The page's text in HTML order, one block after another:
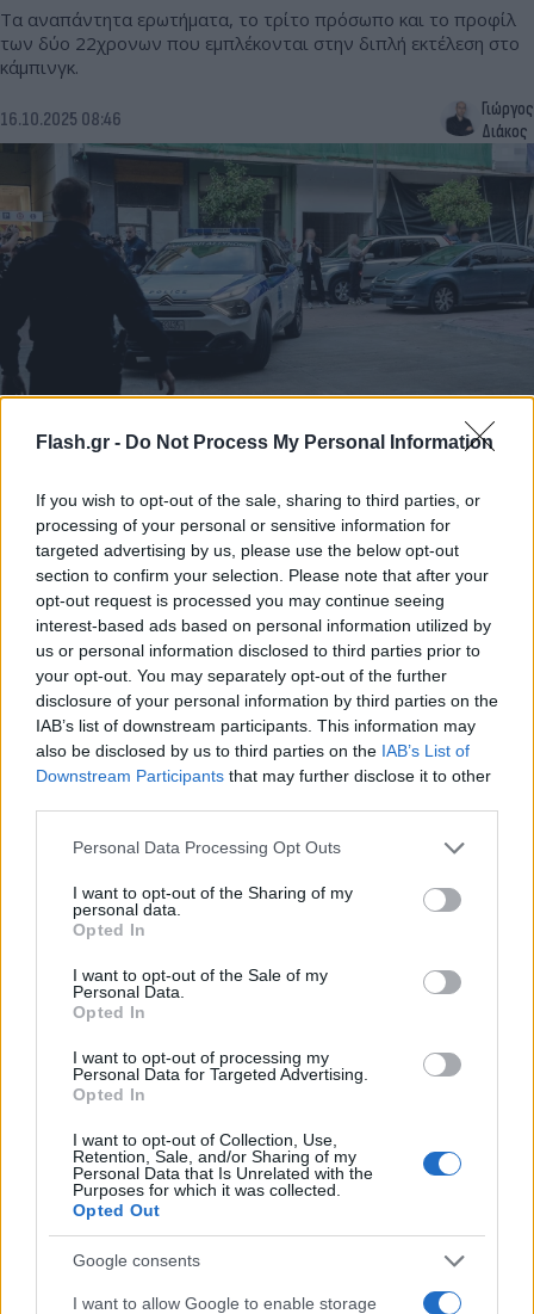
Flash.gr - Do Not Process My Personal Information
If you wish to opt-out of the sale, sharing to third parties, or
processing of your personal or sensitive information for
targeted advertising by us, please use the below opt-out
section to confirm your selection. Please note that after your
opt-out request is processed you may continue seeing
interest-based ads based on personal information utilized by
us or personal information disclosed to third parties prior to
your opt-out. You may separately opt-out of the further
disclosure of your personal information by third parties on the
IAB’s list of downstream participants. This information may
also be disclosed by us to third parties on the IAB’s List of
Downstream Participants that may further disclose it to other
Please note that this website/app uses one or more Google
not limited to your visit or usage behaviour. You may click to
grant or deny consent to Google and its third-party tags to
use your data for below specified purposes in below Google
consent section.
Personal Data Processing Opt Outs
I want to opt-out of the Sharing of my
personal data.
Opted In
I want to opt-out of the Sale of my
Personal Data.
Opted In
I want to opt-out of processing my
Personal Data for Targeted Advertising.
Opted In
I want to opt-out of Collection, Use,
Retention, Sale, and/or Sharing of my
Personal Data that Is Unrelated with the
Purposes for which it was collected.
Opted Out
Google consents
I want to allow Google to enable storage
Τα αναπάντητα ερωτήματα, το τρίτο πρόσωπο και το προφίλ
των δύο 22χρονων που εμπλέκονται στην διπλή εκτέλεση στο
κάμπινγκ.
16.10.2025 08:46
Γιώργος
Διάκος
Φοινικούντα: Βίντεο ντοκουμέντο από την
επιστροφή του 22χρονου στο σπίτι του μετά το
διπλό φονικό
Ο 22χρονος φερόμενος ως φυσικός αυτουργός του διπλού
φονικού καταγράφεται σε βίντεο μια ημέρα μετά το έγκλημα να
επιστρέφει στο σπίτι του στην Καλλιθέα.
15.10.2025 21:30
Συντακτική
Flash.gr
Φοινικούντα: Προθεσμία να απολογηθούν την
Κυριακή πήραν οι δύο 22χρονοι
Οι δύο συλληφθέντες πρόκειται να απολογηθούν την Κυριακή
15.10.2025 19:32
Κώστας
Παπαδόπουλος